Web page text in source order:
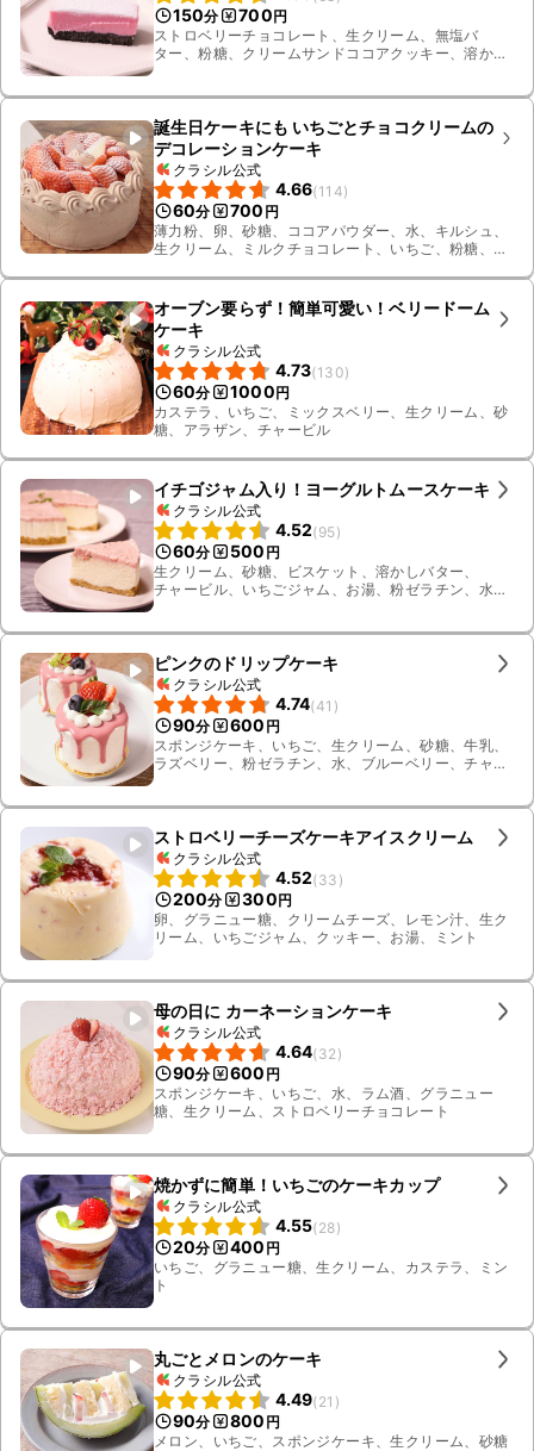
150分 700円
ストロベリーチョコレート、生クリーム、無塩バ
ター、粉糖、クリームサンドココアクッキー、溶かし
誕生日ケーキにも いちごとチョコクリームの
デコレーションケーキ
クラシル公式
4.66(114)
60分 700 円
薄力粉、卵、砂糖、ココアパウダー、水、キルシュ、
生クリーム、ミルクチョコレート、いちご、粉糖、お
オーブン要らず！簡単可愛い！ベリードーム
ケーキ
クラシル公式
4.73(130)
60分 1000円
カステラ、いちご、ミックスベリー、生クリーム、砂
糖、アラザン、チャービル
イチゴジャム入り！ヨーグルトムースケーキ
クラシル公式
4.52(95)
60分 500 円
生クリーム、砂糖、ビスケット、溶かしバター、
チャービル、いちごジャム、お湯、粉ゼラチン、水、
ピンクのドリップケーキ
クラシル公式
4.74(41 )
90分 600 円
スポンジケーキ、いちご、生クリーム、砂糖、牛乳、
ラズベリー、粉ゼラチン、水、ブルーベリー、チャー
ストロベリーチーズケーキアイスクリーム
クラシル公式
4.52(33 )
200分 300円
卵、グラニュー糖、クリームチーズ、レモン汁、生ク
リーム、いちごジャム、クッキー、お湯、ミント
母の日に カーネーションケーキ
クラシル公式
4.64(32 )
90分 600 円
スポンジケーキ、いちご、水、ラム酒、グラニュー
糖、生クリーム、ストロベリーチョコレート
焼かずに簡単！いちごのケーキカップ
クラシル公式
4.55(28)
20分 400 円
いちご、グラニュー糖、生クリーム、カステラ、ミン
ト
丸ごとメロンのケーキ
クラシル公式
4.49(21 )
90分 800 円
メロン、いちご、スポンジケーキ、生クリーム、砂糖